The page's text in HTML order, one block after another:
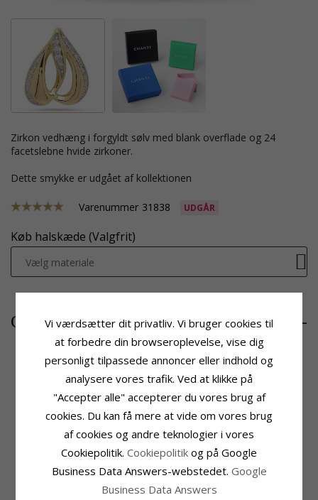
zirkon vedhæng i forgyldt sølv med blank overflade og 24
facetslebne hvide zirkoner.
Dette smykke er udgået af kollektionen
Varenummer 31838 UDGÅR
Køb halskæde (Valgfrit)
Vælg materiale
CHANTI pris 445,-
Produktinformation
Zirkon
Vedhæng: Vedhæng
Ædelmetal:Forgyldt Sølv
Antal: 24
Slibning:Facetsleben
Farve:Hvid
Zirkon
Fatning
Leveringstid
2-3 Hverdage
Vi værdsætter dit privatliv. Vi bruger cookies til
at forbedre din browseroplevelse, vise dig
personligt tilpassede annoncer eller indhold og
analysere vores trafik. Ved at klikke på
"Accepter alle" accepterer du vores brug af
cookies. Du kan få mere at vide om vores brug
af cookies og andre teknologier i vores
Cookiepolitik. Cookiepolitik og på Google
Business Data Answers-webstedet. Google
Business Data Answers